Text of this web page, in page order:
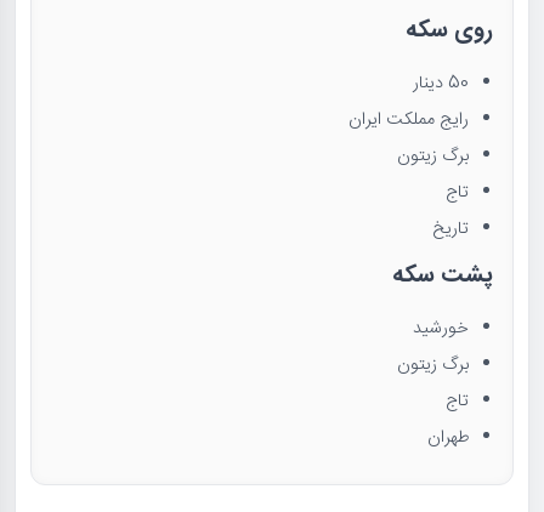
روی سکه
50 دینار
رایج مملکت ایران
برگ زیتون
تاج
تاریخ
پشت سکه
خورشید
برگ زیتون
تاج
طهران